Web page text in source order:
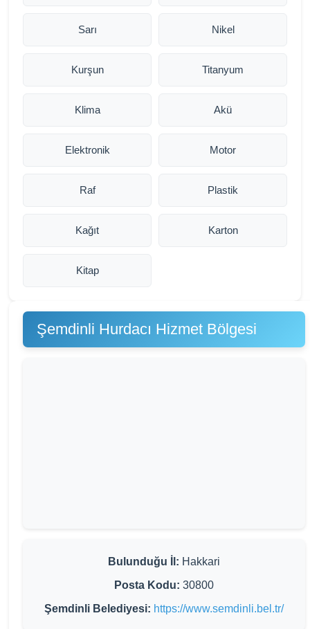
Sarı Nikel
Kurşun Titanyum
Klima Akü
Elektronik Motor
Raf Plastik
Kağıt Karton
Kitap
Şemdinli Hurdacı Hizmet Bölgesi
Bulunduğu İl: Hakkari
Posta Kodu: 30800
Şemdinli Belediyesi: https://www.semdinli.bel.tr/